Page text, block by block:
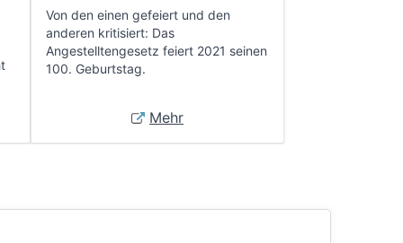
Von den einen gefeiert und den
anderen kritisiert: Das
Angestelltengesetz feiert 2021 seinen
100. Geburtstag.
Mehr